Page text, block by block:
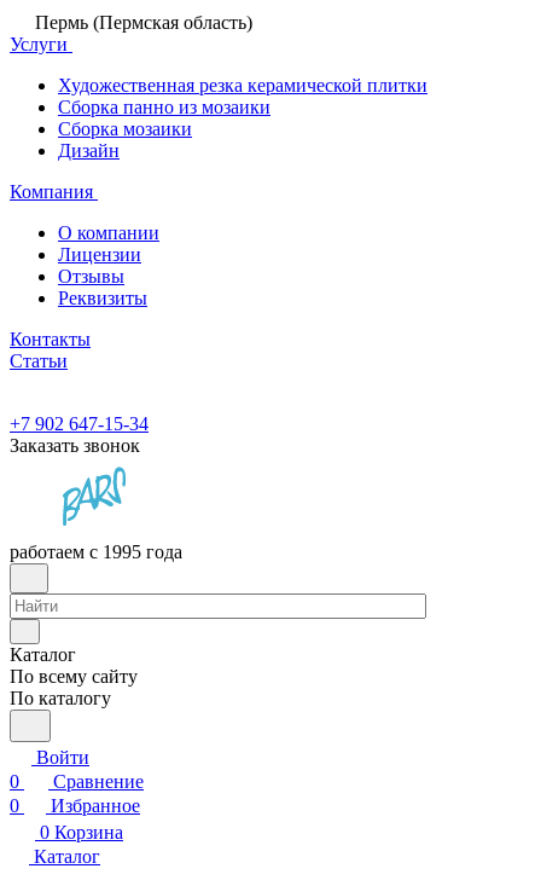
Пермь (Пермская область)
Услуги
Художественная резка керамической плитки
Сборка панно из мозаики
Сборка мозаики
Дизайн
Компания
О компании
Лицензии
Отзывы
Реквизиты
Контакты
Статьи
+7 902 647-15-34
Заказать звонок
работаем с 1995 года
Каталог
По всему сайту
По каталогу
Войти
0
Сравнение
0
Избранное
0 Корзина
Каталог